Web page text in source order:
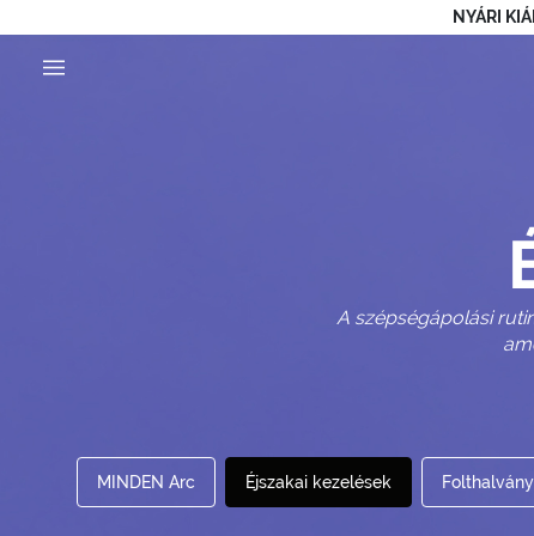
NYÁRI
A szépségápolási
MINDEN Arc Éjszakai kezelések